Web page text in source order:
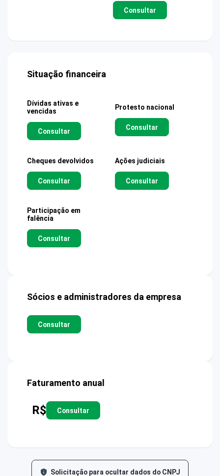
Consultar
Situação financeira
Dívidas ativas e
vencidas
Consultar
Protesto nacional
Consultar
Cheques devolvidos
Consultar
Ações judiciais
Consultar
Participação em
falência
Consultar
Sócios e administradores da empresa
Consultar
Faturamento anual
R$ Consultar
Solicitação para ocultar dados do CNPJ